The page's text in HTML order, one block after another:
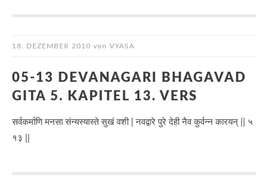
18. DEZEMBER 2010 von VYASA
05-13 DEVANAGARI BHAGAVAD
GITA 5. KAPITEL 13. VERS
सर्वकर्माणि मनसा संन्यस्यास्ते सुखं वशी | नवद्वारे पुरे देही नैव कुर्वन्न कारयन् || ५
१३ ||